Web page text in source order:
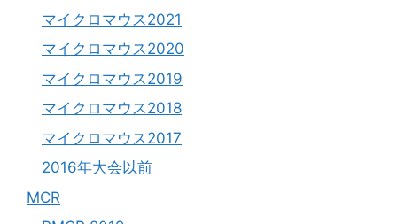
マイクロマウス2021
マイクロマウス2020
マイクロマウス2019
マイクロマウス2018
マイクロマウス2017
2016年大会以前
MCR